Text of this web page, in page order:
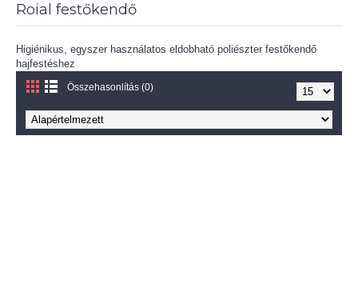
Roial festőkendő
Higiénikus, egyszer használatos eldobható poliészter festőkendő
hajfestéshez
Összehasonlítás (0)